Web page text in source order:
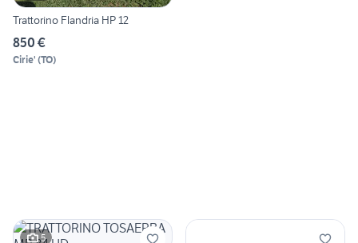
Trattorino Flandria HP 12
850 €
Cirie' (TO)
5